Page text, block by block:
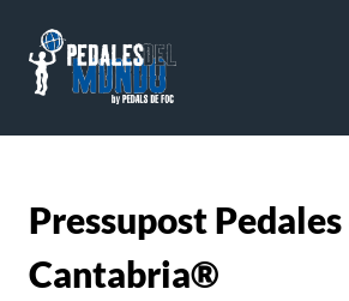
Pressupost
Cantabria®